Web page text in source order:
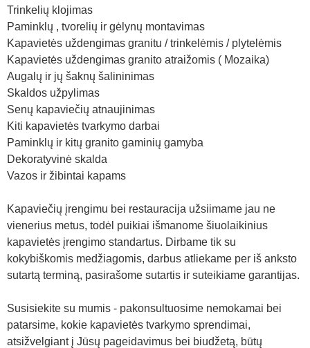
Trinkelių klojimas
Paminklų , tvorelių ir gėlynų montavimas
Kapavietės uždengimas granitu / trinkelėmis / plytelėmis
Kapavietės uždengimas granito atraižomis ( Mozaika)
Augalų ir jų šaknų šalininimas
Skaldos užpylimas
Senų kapaviečių atnaujinimas
Kiti kapavietės tvarkymo darbai
Paminklų ir kitų granito gaminių gamyba
Dekoratyvinė skalda
Vazos ir žibintai kapams
Kapaviečių įrengimu bei restauracija užsiimame jau ne
vienerius metus, todėl puikiai išmanome šiuolaikinius
kapavietės įrengimo standartus. Dirbame tik su
kokybiškomis medžiagomis, darbus atliekame per iš anksto
sutartą terminą, pasirašome sutartis ir suteikiame garantijas.
Susisiekite su mumis - pakonsultuosime nemokamai bei
patarsime, kokie kapavietės tvarkymo sprendimai,
atsižvelgiant į Jūsų pageidavimus bei biudžetą, būtų